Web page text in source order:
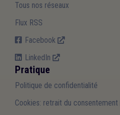
Tous nos réseaux
Flux RSS
Facebook
LinkedIn
Pratique
Politique de confidentialité
Cookies: retrait du consentement